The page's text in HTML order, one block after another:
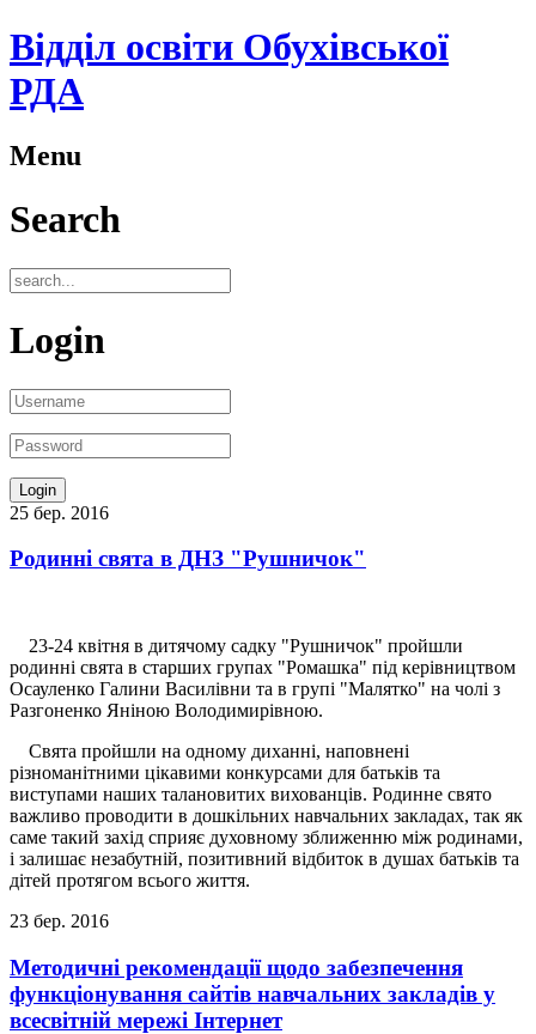
Відділ освіти Обухівської
РДА
Menu
Search
Login
25 бер. 2016
Родинні свята в ДНЗ "Рушничок"
23-24 квітня в дитячому садку "Рушничок" пройшли
родинні свята в старших групах "Ромашка" під керівництвом
Осауленко Галини Василівни та в групі "Малятко" на чолі з
Разгоненко Яніною Володимирівною.
Свята пройшли на одному диханні, наповнені
різноманітними цікавими конкурсами для батьків та
виступами наших талановитих вихованців. Родинне свято
важливо проводити в дошкільних навчальних закладах, так як
саме такий захід сприяє духовному зближенню між родинами,
і залишає незабутній, позитивний відбиток в душах батьків та
дітей протягом всього життя.
23 бер. 2016
Методичні рекомендації щодо забезпечення
функціонування сайтів навчальних закладів у
всесвітній мережі Інтернет